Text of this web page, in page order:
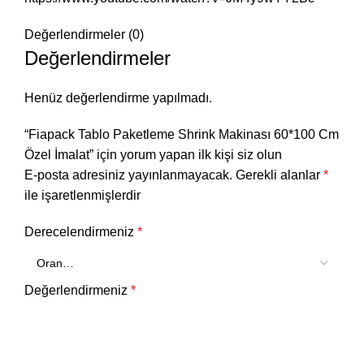
Değerlendirmeler (0)
Değerlendirmeler
Henüz değerlendirme yapılmadı.
“Fiapack Tablo Paketleme Shrink Makinası 60*100 Cm
Özel İmalat” için yorum yapan ilk kişi siz olun
E-posta adresiniz yayınlanmayacak. Gerekli alanlar *
ile işaretlenmişlerdir
Derecelendirmeniz *
Değerlendirmeniz *